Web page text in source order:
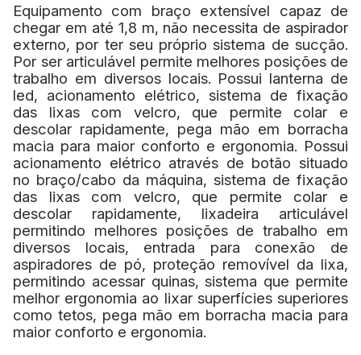
Equipamento com braço extensível capaz de
chegar em até 1,8 m, não necessita de aspirador
externo, por ter seu próprio sistema de sucção.
Por ser articulável permite melhores posições de
trabalho em diversos locais. Possui lanterna de
led, acionamento elétrico, sistema de fixação
das lixas com velcro, que permite colar e
descolar rapidamente, pega mão em borracha
macia para maior conforto e ergonomia. Possui
acionamento elétrico através de botão situado
no braço/cabo da máquina, sistema de fixação
das lixas com velcro, que permite colar e
descolar rapidamente, lixadeira articulável
permitindo melhores posições de trabalho em
diversos locais, entrada para conexão de
aspiradores de pó, proteção removível da lixa,
permitindo acessar quinas, sistema que permite
melhor ergonomia ao lixar superfícies superiores
como tetos, pega mão em borracha macia para
maior conforto e ergonomia.